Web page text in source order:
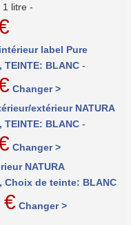
1 litre -
Le
prix
actuel
est :
24.90 €.
label Pure
TEINTE: BLANC -
Le
prix
actuel
est :
24.90 €.
Changer >
extérieur NATURA
TEINTE: BLANC -
Le
prix
actuel
est :
Changer >
NATURA
Choix de teinte: BLANC
€Le
Changer >